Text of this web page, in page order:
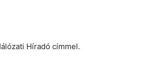
Híradó címmel.